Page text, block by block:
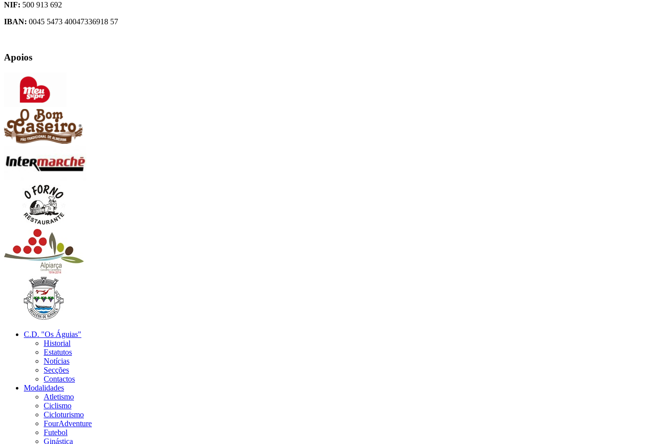
NIF: 500 913 692
IBAN: 0045 5473 40047336918 57
Apoios
C.D. "Os Águias"
Historial
Estatutos
Notícias
Secções
Contactos
Modalidades
Atletismo
Ciclismo
Cicloturismo
FourAdventure
Futebol
Ginástica